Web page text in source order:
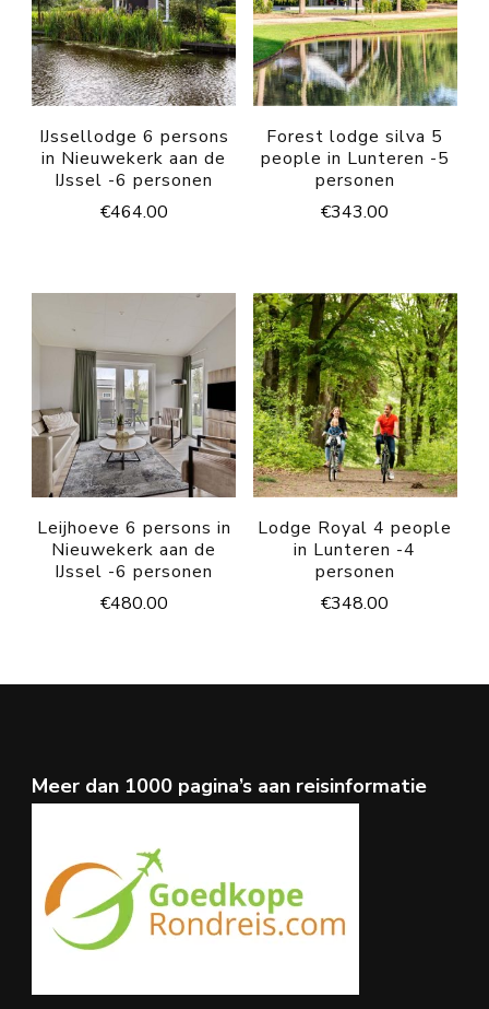
IJssellodge 6 persons
in Nieuwekerk aan de
IJssel -6 personen
€464.00
Forest lodge silva 5
people in Lunteren -5
personen
€343.00
Leijhoeve 6 persons in
Nieuwekerk aan de
IJssel -6 personen
€480.00
Lodge Royal 4 people
in Lunteren -4
personen
€348.00
Meer dan 1000 pagina’s aan reisinformatie